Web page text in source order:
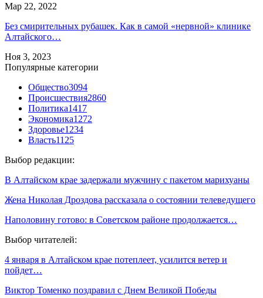
Мар 22, 2022
Без смирительных рубашек. Как в самой «нервной» клинике
Алтайского…
Ноя 3, 2023
Популярные категории
Общество3094
Происшествия2860
Политика1417
Экономика1272
Здоровье1234
Власть1125
Выбор редакции:
В Алтайском крае задержали мужчину с пакетом марихуаны
Жена Николая Дроздова рассказала о состоянии телеведущего
Наполовину готово: в Советском районе продолжается…
Выбор читателей:
4 января в Алтайском крае потеплеет, усилится ветер и
пойдет…
Виктор Томенко поздравил с Днем Великой Победы